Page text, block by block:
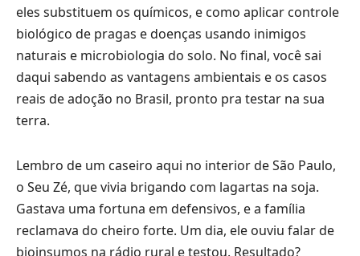
eles substituem os químicos, e como aplicar controle
biológico de pragas e doenças usando inimigos
naturais e microbiologia do solo. No final, você sai
daqui sabendo as vantagens ambientais e os casos
reais de adoção no Brasil, pronto pra testar na sua
terra.
Lembro de um caseiro aqui no interior de São Paulo,
o Seu Zé, que vivia brigando com lagartas na soja.
Gastava uma fortuna em defensivos, e a família
reclamava do cheiro forte. Um dia, ele ouviu falar de
bioinsumos na rádio rural e testou. Resultado?